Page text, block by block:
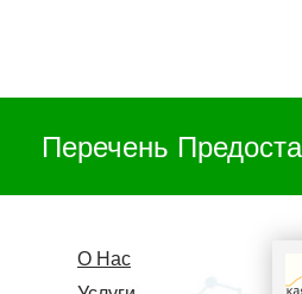
Перечень
О Нас